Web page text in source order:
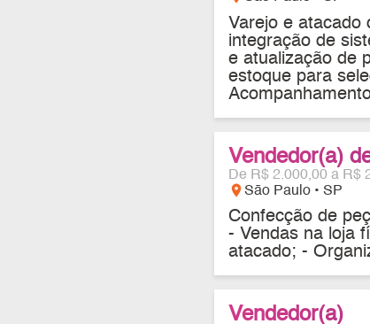
Varejo e atacado
integração de
e atualização de
estoque para
Vendedor(a)
De R$ 2.000,00 a R$
location_onSão Paulo • SP
Confecção de
- Vendas na loja
atacado; -
Vendedor(a)